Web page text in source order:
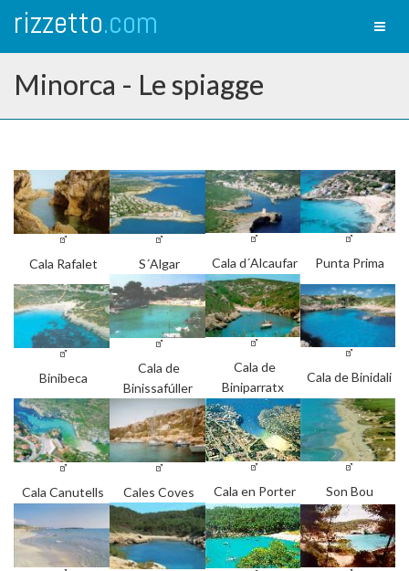
rizzetto.com
Minorca - Le spiagge
Cala Rafalet S´Algar Cala d´Alcaufar Punta Prima
Binibeca
Cala de
Binissafúller
Cala de
Biniparratx
Cala de Binidali
Cala Canutells Cales Coves Cala en Porter Son Bou